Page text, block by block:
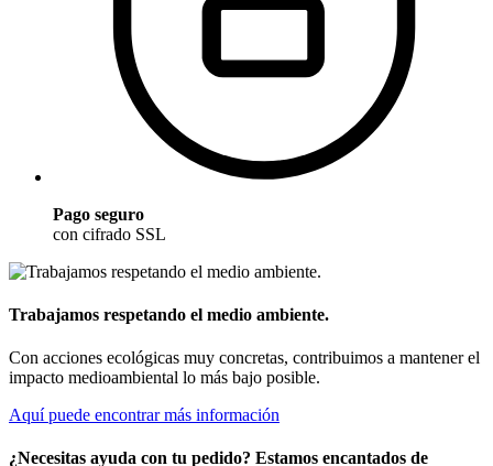
Pago seguro
con cifrado SSL
Trabajamos respetando el medio ambiente.
Con acciones ecológicas muy concretas, contribuimos a mantener el
impacto medioambiental lo más bajo posible.
Aquí puede encontrar más información
¿Necesitas ayuda con tu pedido? Estamos encantados de